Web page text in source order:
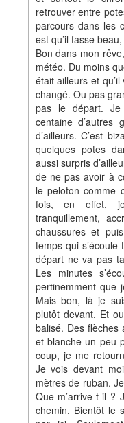
retrouver entre
parcours dans les
est qu’il fasse
Bon dans mon
météo. Du moins
était ailleurs et qu’il
changé. Ou pas
pas le départ.
centaine
d’ailleurs. C’est
quelques potes
aussi surpris
de ne pas avoir à
le peloton comme
fois, en effet,
tranquillement,
chaussures et
temps qui
départ ne va pas
Les minutes
pertinemment que
Mais bon, là je
plutôt devant. Et
balisé. Des
et blanche un peu
coup, je me
Je vois devant
mètres de ruban.
Que m’arrive-t-il ?
chemin. Bientôt le